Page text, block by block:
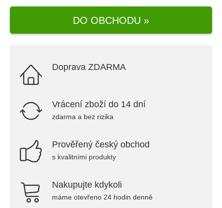
DO OBCHODU »
Doprava ZDARMA
Vrácení zboží do 14 dní
zdarma a bez rizika
Prověřený český obchod
s kvalitními produkty
Nakupujte kdykoli
máme otevřeno 24 hodin denně